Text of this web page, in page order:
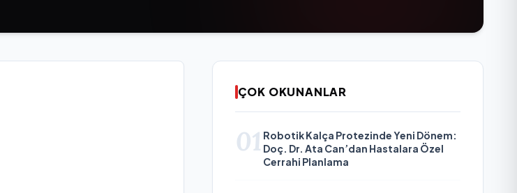
ÇOK OKUNANLAR
01 Robotik Kalça Protezinde Yeni Dönem:
Doç. Dr. Ata Can’dan Hastalara Özel
Cerrahi Planlama